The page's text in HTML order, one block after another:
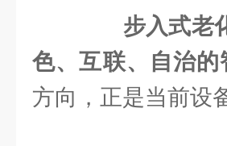
步入式老
色、互联、自治
方向，正是当前设